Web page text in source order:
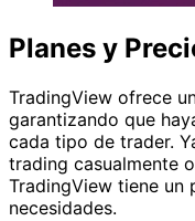
Planes y
TradingView ofrece
garantizando que
cada tipo de trader.
trading casualmente
TradingView tiene un
necesidades.